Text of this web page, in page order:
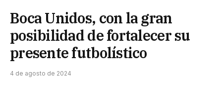
Boca Unidos, con la gran
posibilidad de fortalecer su
presente futbolístico
4 de agosto de 2024